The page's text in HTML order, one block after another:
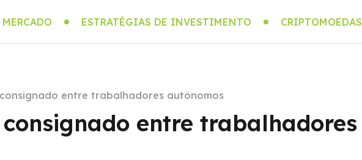
ESTRATÉGIAS DE INVESTIMENTO CRIPTOMOEDAS
entre trabalhadores autônomos
entre trabalhadores